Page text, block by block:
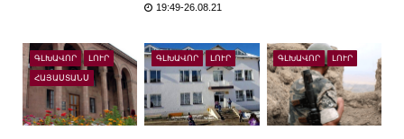
19:49-26.08.21
ԳԼԽԱՎՈՐ ԼՈՒՐ
ՀԱՅԱՍՏԱՆՍ
ԳԼԽԱՎՈՐ ԼՈՒՐ ԳԼԽԱՎՈՐ ԼՈՒՐ